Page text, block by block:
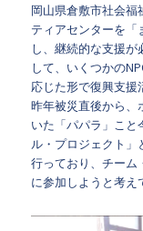
岡山県倉敷市社会福
ティアセンターを「
し、継続的な支援
して、いくつかの
応じた形で復興支援
昨年被災直後から、
いた「パパラ」こと
ル・プロジェクト
行っており、チーム
に参加しようと考え